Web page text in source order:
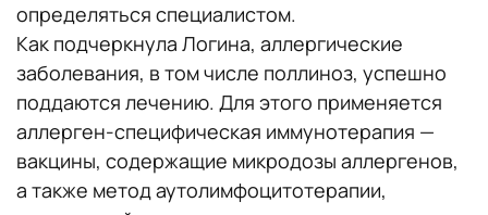
определяться специалистом.
Как подчеркнула Логина, аллергические
заболевания, в том числе поллиноз, успешно
поддаются лечению. Для этого применяется
аллерген-специфическая иммунотерапия —
вакцины, содержащие микродозы аллергенов,
а также метод аутолимфоцитотерапии,